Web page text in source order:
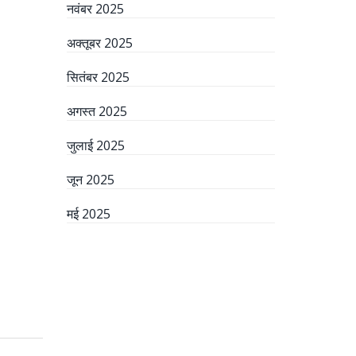
नवंबर 2025
अक्तूबर 2025
सितंबर 2025
अगस्त 2025
जुलाई 2025
जून 2025
मई 2025